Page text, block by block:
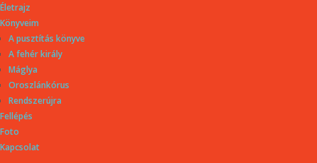
Életrajz
Könyveim
A pusztítás könyve
A fehér király
Máglya
Oroszlánkórus
Rendszerújra
Fellépés
Foto
Kapcsolat